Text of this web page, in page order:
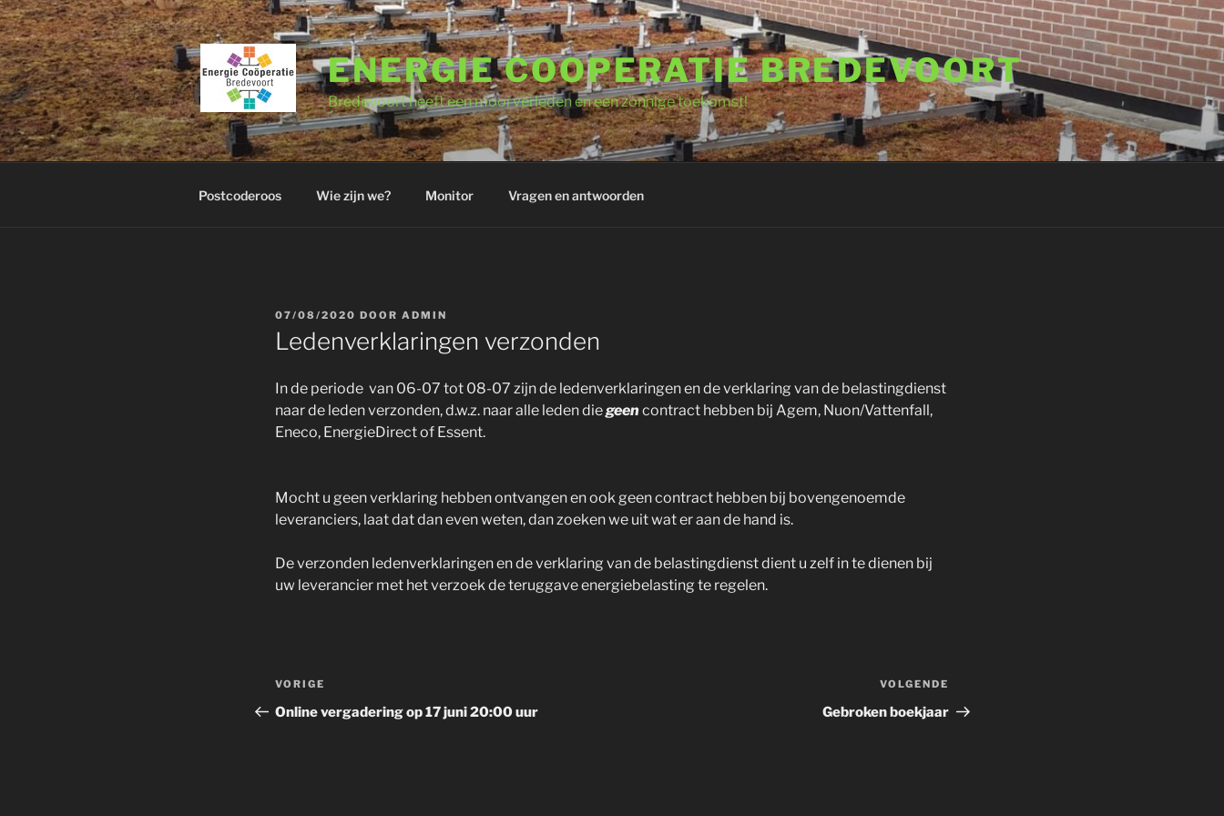
Ga
naar
de
inhoud
ENERGIE COOPERATIE BREDEVOORT
Bredevoort heeft een mooi verleden en een zonnige toekomst!
Postcoderoos Wie zijn we? Monitor Vragen en antwoorden
GEPLAATST
OP
07/08/2020 DOOR ADMIN
Ledenverklaringen verzonden
In de periode van 06-07 tot 08-07 zijn de ledenverklaringen en de verklaring van de belastingdienst
naar de leden verzonden, d.w.z. naar alle leden diegeencontract hebben bij Agem, Nuon/Vattenfall,
Eneco, EnergieDirect of Essent.
Mocht u geen verklaring hebben ontvangen en ook geen contract hebben bij bovengenoemde
leveranciers, laat dat dan even weten, dan zoeken we uit wat er aan de hand is.
De verzonden ledenverklaringen en de verklaring van de belastingdienst dient u zelf in te dienen bij
uw leverancier met het verzoek de teruggave energiebelasting te regelen.
Bericht
navigatie
Vorig
bericht
VORIGE
Online vergadering op 17 juni 20:00 uur
bericht
VOLGENDE
Gebroken boekjaar